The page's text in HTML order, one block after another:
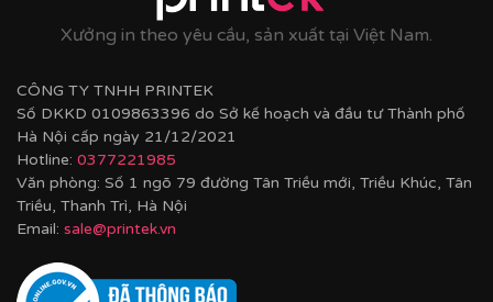
Chất liệu khung bền bỉ
Tranh được căng lên khung thông đã qua xử lý
Hoàn thiện bằng khung bo viền chất liệu nhựa
composite cao cấp nâng tầm giá trị tranh.
Xưởng in theo yêu cầu, sản xuất tại Việt Nam.
CÔNG TY TNHH PRINTEK
Số DKKD 0109863396 do Sở kế hoạch và đầu tư Thành phố
Hà Nội cấp ngày 21/12/2021
Hotline: 0377221985
Văn phòng: Số 1 ngõ 79 đường Tân Triều mới, Triều Khúc, Tân
Triều, Thanh Trì, Hà Nội
Email: sale@printek.vn